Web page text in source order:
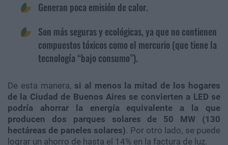
Generan poca emisión de calor.
Son más seguras y ecológicas, ya que no contienen
compuestos tóxicos como el mercurio (que tiene la
tecnología “bajo consumo”).
De esta manera, si al menos la mitad de los hogares
de la Ciudad de Buenos Aires se convierten a LED se
podría ahorrar la energía equivalente a la que
producen dos parques solares de 50 MW (130
hectáreas de paneles solares). Por otro lado, se puede
lograr un ahorro de hasta el 14% en la factura de luz.